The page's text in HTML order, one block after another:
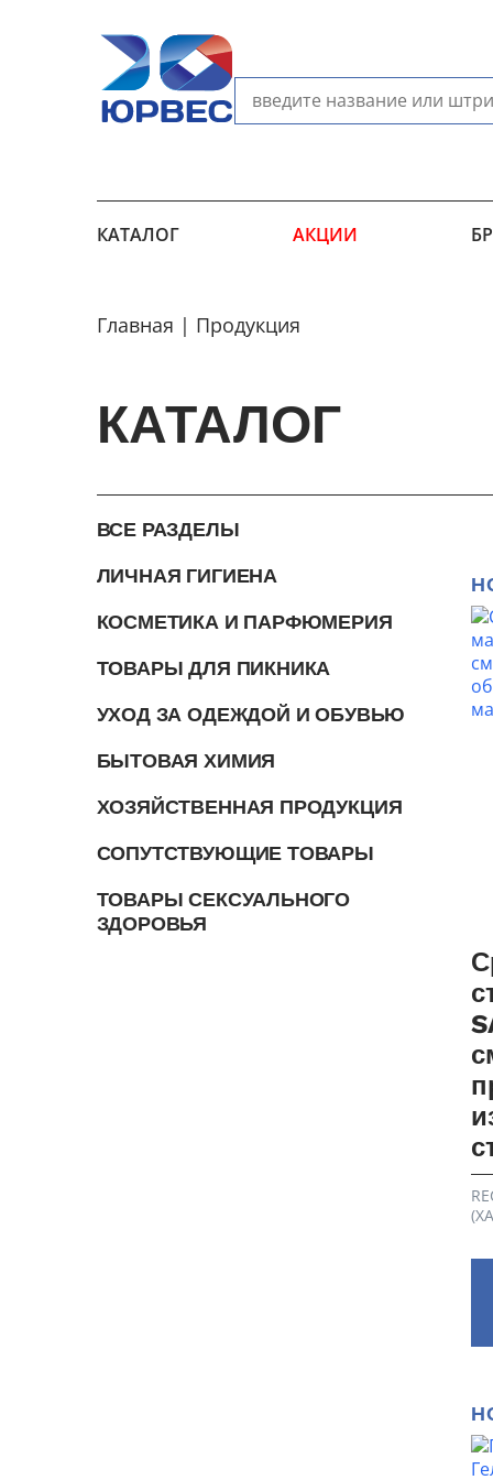
КАТАЛОГ АКЦИИ
Главная Продукция
КАТАЛОГ
ВСЕ РАЗДЕЛЫ
ЛИЧНАЯ ГИГИЕНА
КОСМЕТИКА И ПАРФЮМЕРИЯ
ТОВАРЫ ДЛЯ ПИКНИКА
УХОД ЗА ОДЕЖДОЙ И ОБУВЬЮ
БЫТОВАЯ ХИМИЯ
ХОЗЯЙСТВЕННАЯ ПРОДУКЦИЯ
СОПУТСТВУЮЩИЕ ТОВАРЫ
ТОВАРЫ СЕКСУАЛЬНОГО
ЗДОРОВЬЯ